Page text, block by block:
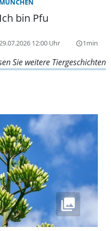
MÜNCHEN
Ich bin Pfu
12:00 Uhr query_builder1min
Sie weitere Tiergeschichten